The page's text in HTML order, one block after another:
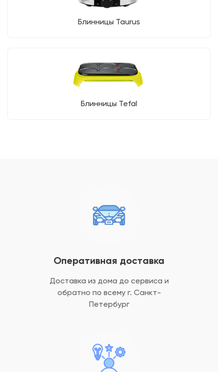
Блинницы Taurus
Блинницы Tefal
Оперативная доставка
Доставка из дома до сервиса и
обратно по всему г. Санкт-
Петербург